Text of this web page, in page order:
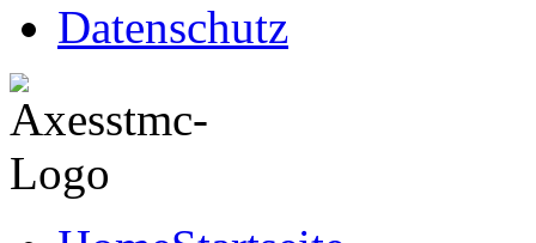
Datenschutz